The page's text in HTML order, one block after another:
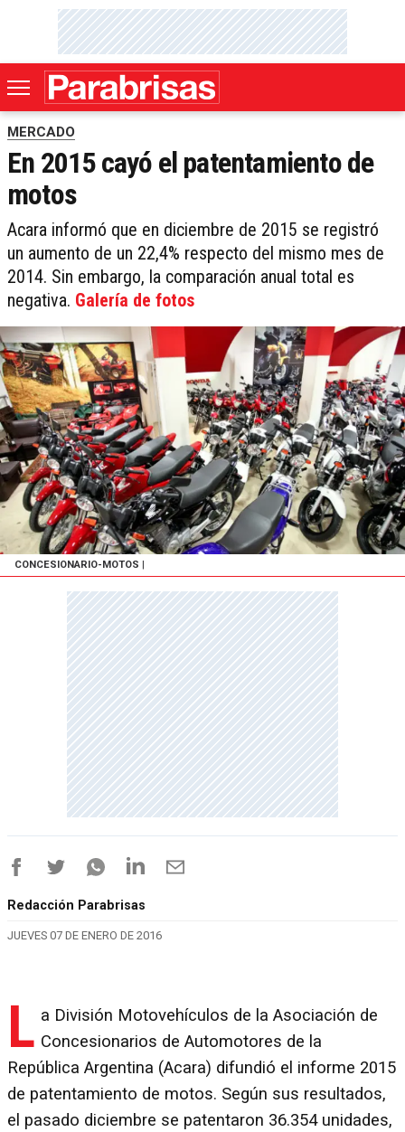
MERCADO
En 2015 cayó el patentamiento de
motos
Acara informó que en diciembre de 2015 se registró
un aumento de un 22,4% respecto del mismo mes de
2014. Sin embargo, la comparación anual total es
negativa. Galería de fotos
CONCESIONARIO-MOTOS
Redacción Parabrisas
JUEVES 07 DE ENERO DE 2016
L a División Motovehículos de la Asociación de
Concesionarios de Automotores de la
República Argentina (Acara) difundió el informe 2015
de patentamiento de motos. Según sus resultados,
el pasado diciembre se patentaron 36.354 unidades,